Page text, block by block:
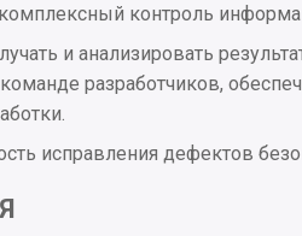
контроль
и анализировать
разработчиков,
исправления дефектов